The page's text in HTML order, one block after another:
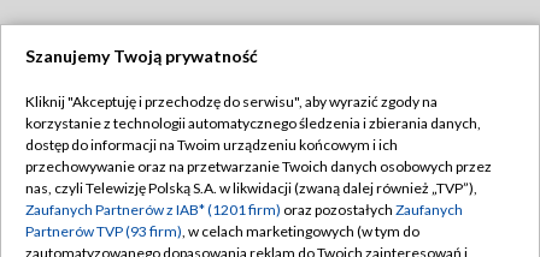
TVP
Abonament TVP
Emisja w TVP
Centrum informacji TVP
Regulamin TVP
Polityka prywatności
Moje zgody
Szanujemy Twoją prywatność
Kliknij "Akceptuję i przechodzę do serwisu", aby wyrazić zgody na
korzystanie z technologii automatycznego śledzenia i zbierania danych,
dostęp do informacji na Twoim urządzeniu końcowym i ich
przechowywanie oraz na przetwarzanie Twoich danych osobowych przez
nas, czyli Telewizję Polską S.A. w likwidacji (zwaną dalej również „TVP”),
Zaufanych Partnerów z IAB* (1201 firm) oraz pozostałych Zaufanych
Partnerów TVP (93 firm), w celach marketingowych (w tym do
zautomatyzowanego dopasowania reklam do Twoich zainteresowań i